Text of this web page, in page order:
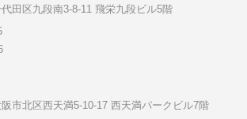
⽥区九段南3-8-11 飛栄九段ビル5階
市北区⻄天満5-10-17 ⻄天満パークビル7階